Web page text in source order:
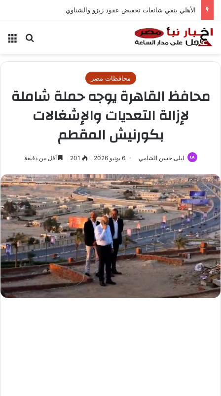
الأهلي ينفي شائعات تخفيض عقود زيزو والشناوي
بحث
محافظات مصر
محافظ القاهرة يوجه حملة شاملة
لإزالة التعديات والإشغالات
بكورنيش المقطم
ليلى حسن الشامي 6 يونيو 2026 201 أقل من دقيقة